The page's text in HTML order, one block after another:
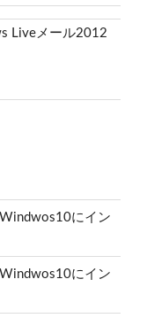
Liveメール2012
にイン
にイン